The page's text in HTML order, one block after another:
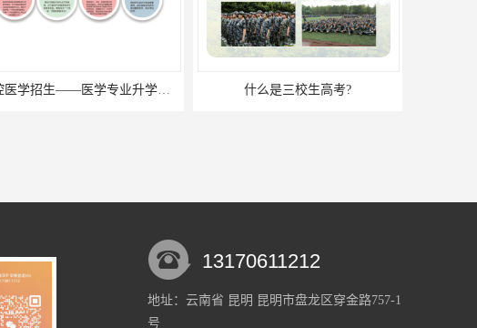
口腔医学招生——医学专业升学现状 什么是三校生高考?
13170611212
地址：云南省 昆明 昆明市盘龙区穿金路757-1
号